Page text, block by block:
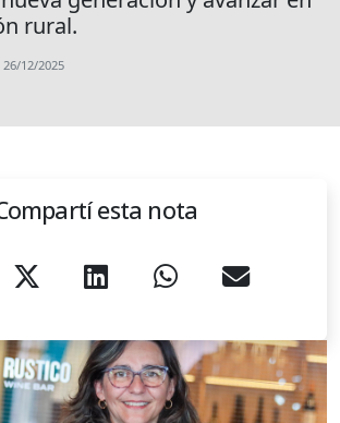
rural.
12/2025
esta nota